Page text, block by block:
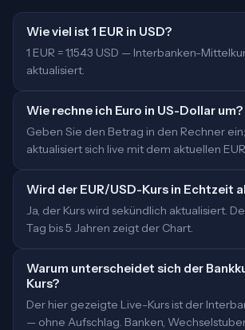
Wie viel ist 1 EUR in USD?
1 EUR = 1,1543 USD — Interbanken-
aktualisiert.
Wie rechne ich Euro in US-Dollar um?
Geben Sie den Betrag in den Rechner
aktualisiert sich live mit dem aktuellen
Wird der EUR/USD-Kurs in Echtzeit
Ja, der Kurs wird sekündlich aktualisiert.
Tag bis 5 Jahren zeigt der Chart.
Warum unterscheidet sich der
Kurs?
Der hier gezeigte Live-Kurs ist der
— ohne Aufschlag. Banken,